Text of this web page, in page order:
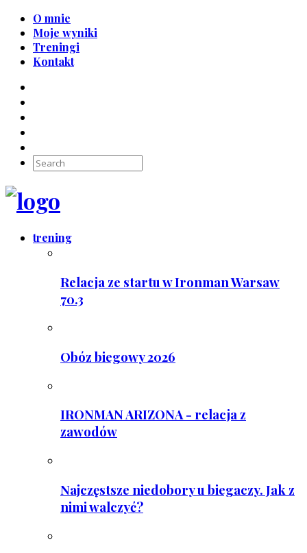
O mnie
Moje wyniki
Treningi
Kontakt
trening
Relacja ze startu w Ironman Warsaw
70.3
Obóz biegowy 2026
IRONMAN ARIZONA - relacja z
zawodów
Najczęstsze niedobory u biegaczy. Jak z
nimi walczyć?